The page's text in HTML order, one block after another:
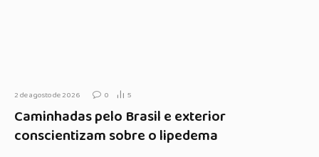
2 de agosto de 2026 0 5
Caminhadas pelo Brasil e exterior
conscientizam sobre o lipedema